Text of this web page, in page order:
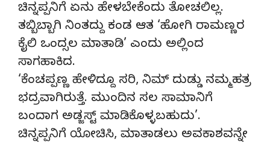
ಚಿನ್ನಪ್ಪನಿಗೆ ಏನು ಹೇಳಬೇಕೆಂದು ತೋಚಲಿಲ್ಲ.
ತಬ್ಬಿಬ್ಬಾಗಿ ನಿಂತದ್ದು ಕಂಡ ಆತ ‘ಹೋಗಿ ರಾಮಣ್ಣರ
ಕೈಲಿ ಒಂದ್ಸಲ ಮಾತಾಡಿ’ ಎಂದು ಅಲ್ಲಿಂದ
ಸಾಗಹಾಕಿದ.
‘ಕೆಂಚಪ್ಪಣ್ಣ ಹೇಳಿದ್ದೂ ಸರಿ, ನಿಮ್ ದುಡ್ಡು ನಮ್ಮಹತ್ರ
ಭದ್ರವಾಗಿರುತ್ತೆ. ಮುಂದಿನ ಸಲ ಸಾಮಾನಿಗೆ
ಬಂದಾಗ ಅಡ್ಜಸ್ಟ್ ಮಾಡಿಕೊಳ್ಳಬಹುದು’.
ಚಿನ್ನಪ್ಪನಿಗೆ ಯೋಚಿಸಿ, ಮಾತಾಡಲು ಅವಕಾಶವನ್ನೇ